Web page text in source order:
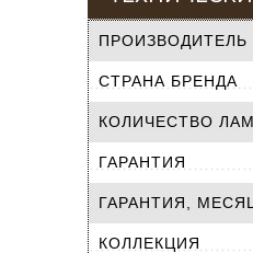
ПРОИЗВОДИТЕЛЬ
СТРАНА БРЕНДА
КОЛИЧЕСТВО
ГАРАНТИЯ
ГАРАНТИЯ,
КОЛЛЕКЦИЯ